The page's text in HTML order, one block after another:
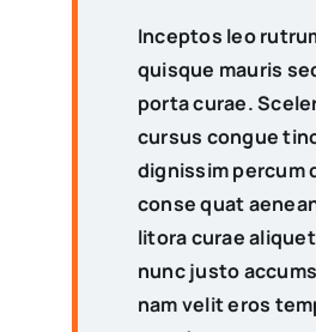
Inceptos leo
quisque mauris
porta curae.
cursus congue
dignissim percum
conse quat
litora curae
nunc justo
nam velit eros